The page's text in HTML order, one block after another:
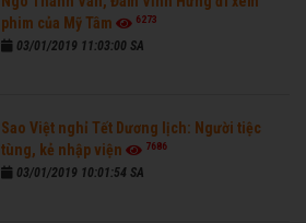
phim của Mỹ Tâm
6273
03/01/2019 11:03:00 SA
Sao Việt nghỉ Tết Dương lịch: Người tiệc
tùng, kẻ nhập viện
7686
03/01/2019 10:01:54 SA